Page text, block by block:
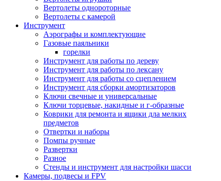
Вертолеты однороторные
Вертолеты с камерой
Инструмент
Аэрографы и комплектующие
Газовые паяльники
горелки
Инструмент для работы по дереву
Инструмент для работы по лексану
Инструмент для работы со сцеплением
Инструмент для сборки амортизаторов
Ключи свечные и универсальные
Ключи торцевые, накидные и г-образные
Коврики для ремонта и ящики дла мелких
предметов
Отвертки и наборы
Помпы ручные
Развертки
Разное
Стенды и инструмент для настройки шасси
Камеры, подвесы и FPV